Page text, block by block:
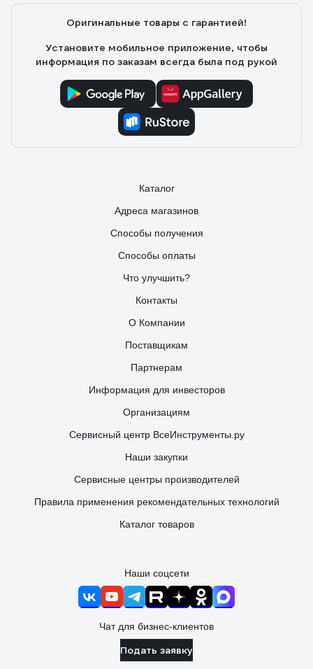
Оригинальные товары с гарантией!
Установите мобильное приложение, чтобы
информация по заказам всегда была под рукой
Каталог
Адреса магазинов
Способы получения
Способы оплаты
Что улучшить?
Контакты
О Компании
Поставщикам
Партнерам
Информация для инвесторов
Организациям
Сервисный центр ВсеИнструменты.ру
Наши закупки
Сервисные центры производителей
Правила применения рекомендательных технологий
Каталог товаров
Наши соцсети
Чат для бизнес-клиентов
Подать заявку